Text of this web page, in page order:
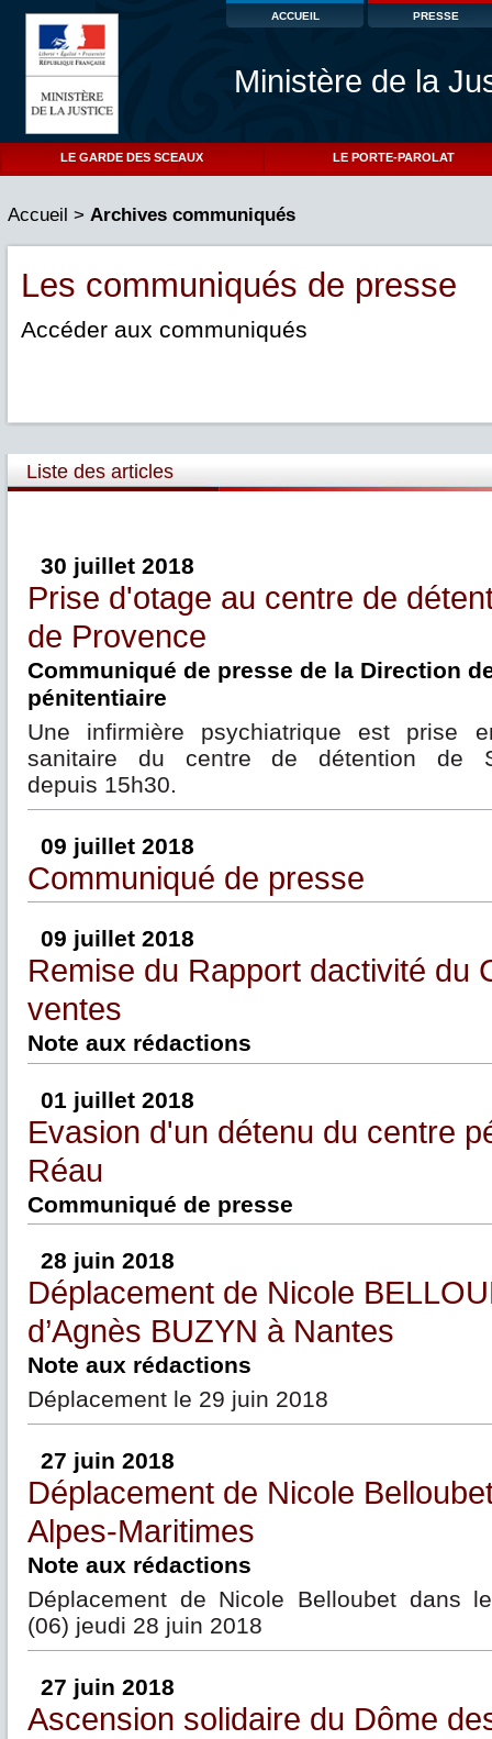
ACCUEIL PRESSE
Ministère de la
LE GARDE DES SCEAUX LE PORTE-PAROLAT
Accueil > Archives communiqués
Les communiqués de presse
Accéder aux communiqués
Liste des articles
30 juillet 2018
Prise d'otage au centre de
de Provence
Communiqué de presse de la Direction
pénitentiaire
Une infirmière psychiatrique est prise
sanitaire du centre de détention de
depuis 15h30.
09 juillet 2018
Communiqué de presse
09 juillet 2018
Remise du Rapport dactivité du
ventes
Note aux rédactions
01 juillet 2018
Evasion d'un détenu du centre
Réau
Communiqué de presse
28 juin 2018
Déplacement de Nicole
d’Agnès BUZYN à Nantes
Note aux rédactions
Déplacement le 29 juin 2018
27 juin 2018
Déplacement de Nicole
Alpes-Maritimes
Note aux rédactions
Déplacement de Nicole Belloubet dans
(06) jeudi 28 juin 2018
27 juin 2018
Ascension solidaire du Dôme